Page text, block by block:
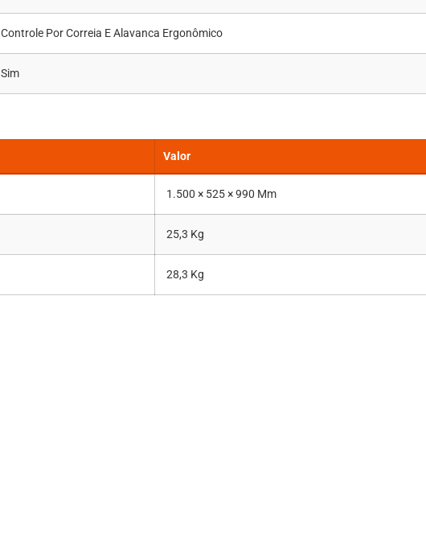
Controle Por Correia E Alavanca Ergonômico
Sim
Valor
1.500 × 525 × 990 Mm
25,3 Kg
28,3 Kg